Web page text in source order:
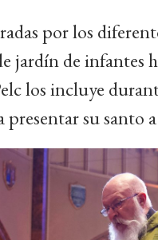
por los
jardín de infantes
los incluye
presentar su santo